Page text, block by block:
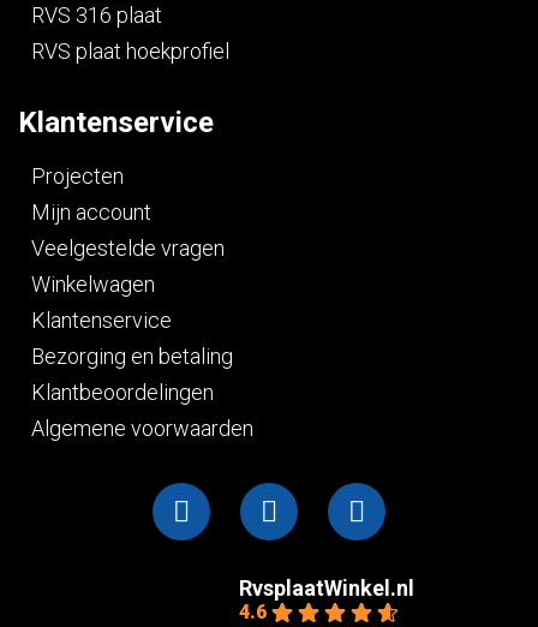
RVS 316 plaat
RVS plaat hoekprofiel
Klantenservice
Projecten
Mijn account
Veelgestelde vragen
Winkelwagen
Klantenservice
Bezorging en betaling
Klantbeoordelingen
Algemene voorwaarden
RvsplaatWinkel.nl
4.6